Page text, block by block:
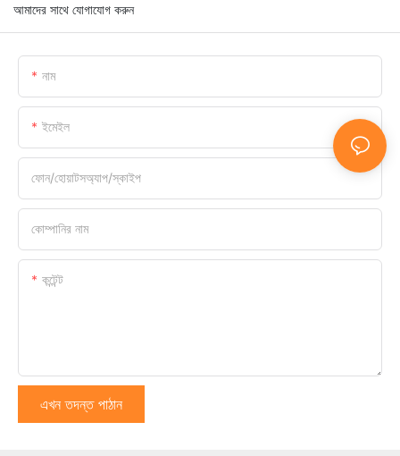
আমাদের সাথে যোগাযোগ করুন
নাম
ইমেইল
ফোন/হোয়াটসঅ্যাপ/স্কাইপ
কোম্পানির নাম
কন্টেন্ট
এখন তদন্ত পাঠান